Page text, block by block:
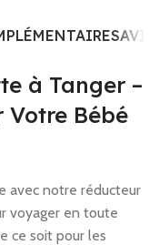
à Tanger –
Bébé
avec notre réducteur
voyager en toute
ce soit pour les